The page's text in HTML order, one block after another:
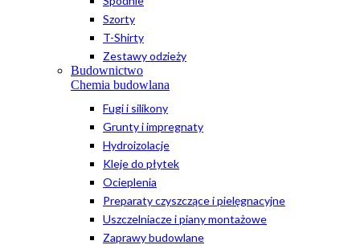
Szorty
T-Shirty
Zestawy odzieży
Budownictwo
Chemia budowlana
Fugi i silikony
Grunty i impregnaty
Hydroizolacje
Kleje do płytek
Ocieplenia
Preparaty czyszczące i pielęgnacyjne
Uszczelniacze i piany montażowe
Zaprawy budowlane